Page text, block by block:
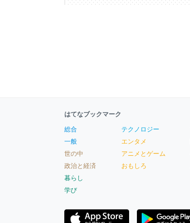
はてなブックマーク
総合
一般
世の中
政治と経済
暮らし
学び
テクノロジー
エンタメ
アニメとゲーム
おもしろ